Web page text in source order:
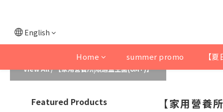
English
Home summer promo 【
View All/【家用營養所|順適益生菌(6M+)】
Featured Products
【家用營養